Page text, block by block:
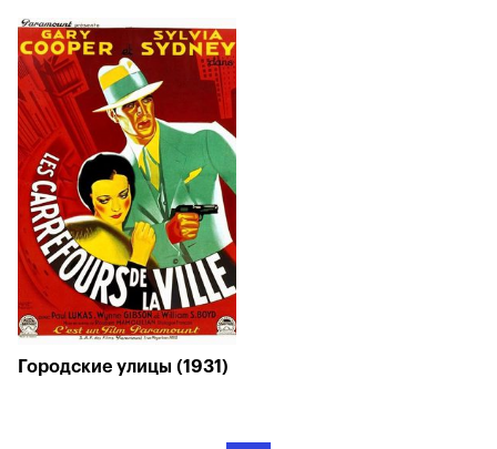
Городские улицы (1931)